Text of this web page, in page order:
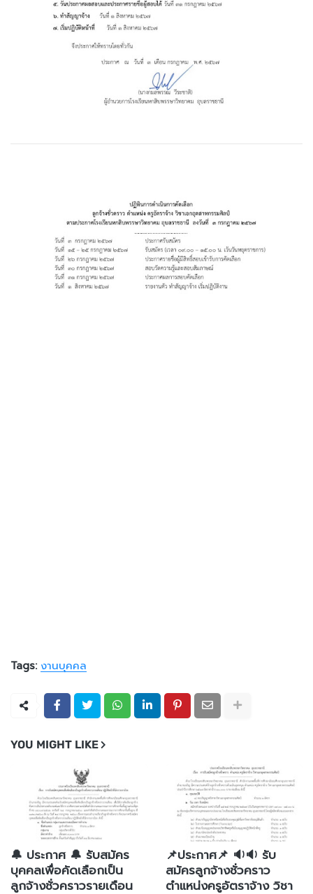
Tags: งานบุคคล
YOU MIGHT LIKE
🔔 ประกาศ 🔔 รับสมัคร
บุคคลเพื่อคัดเลือกเป็น
ลูกจ้างชั่วคราวรายเดือน
📌ประกาศ📌 🔉🔉 รับ
สมัครลูกจ้างชั่วคราว
ตำแหน่งครูอัตราจ้าง วิชา